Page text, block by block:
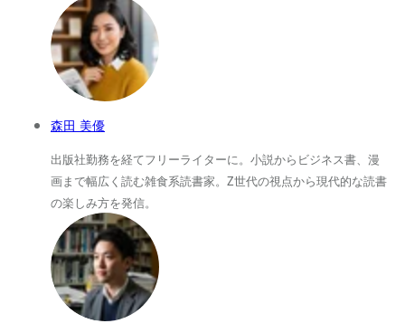
森田 美優
出版社勤務を経てフリーライターに。小説からビジネス書、漫
画まで幅広く読む雑食系読書家。Z世代の視点から現代的な読書
の楽しみ方を発信。